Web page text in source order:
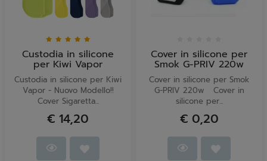
Custodia in silicone
per Kiwi Vapor
Custodia in silicone per Kiwi
Vapor - Nuovo Modello!!
Cover Sigaretta...
€ 14,20
Cover in silicone per
Smok G-PRIV 220w
Cover in silicone per Smok
G-PRIV 220w Cover in
silicone per...
€ 0,20